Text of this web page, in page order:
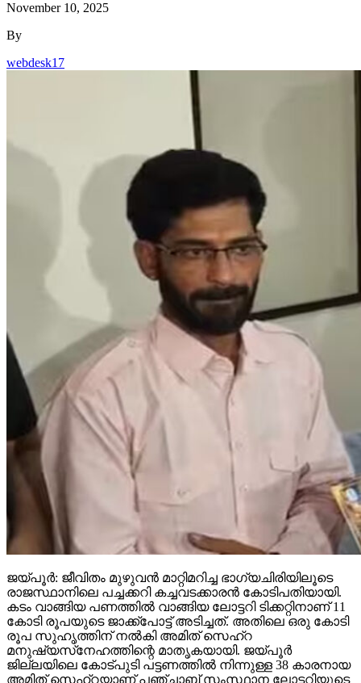
November 10, 2025
By
webdesk17
ജയ്പൂര്‍: ജീവിതം മുഴുവന്‍ മാറ്റിമറിച്ച ഭാഗ്യചിരിയിലൂടെ
രാജസ്ഥാനിലെ പച്ചക്കറി കച്ചവടക്കാരന്‍ കോടിപതിയായി.
കടം വാങ്ങിയ പണത്തില്‍ വാങ്ങിയ ലോട്ടറി ടിക്കറ്റിനാണ് 11
കോടി രൂപയുടെ ജാക്ക്‌പോട്ട് അടിച്ചത്. അതിലെ ഒരു കോടി
രൂപ സുഹൃത്തിന് നല്‍കി അമിത് സെഹ്‌റ
മനുഷ്യസ്‌നേഹത്തിന്റെ മാതൃകയായി. ജയ്പൂര്‍
ജില്ലയിലെ കോട്പുടി പട്ടണത്തില്‍ നിന്നുള്ള 38 കാരനായ
അമിത് സെഹ്‌റയാണ് പഞ്ചാബ് സംസ്ഥാന ലോട്ടറിയുടെ